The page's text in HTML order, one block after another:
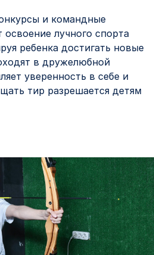
и командные
лучного спорта
ребенка достигать новые
в дружелюбной
уверенность в себе и
тир разрешается детям